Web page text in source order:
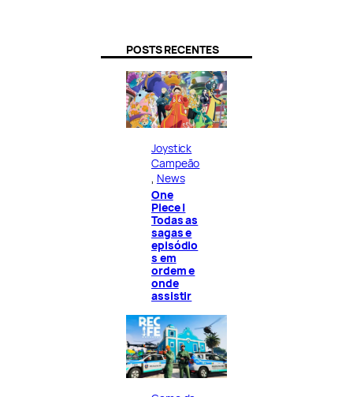
POSTS RECENTES
Joystick
Campeão
News
One
Piece |
Todas as
sagas e
episódio
s em
ordem e
onde
assistir